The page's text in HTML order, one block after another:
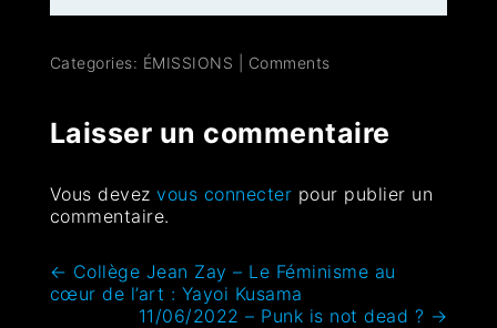
Categories: ÉMISSIONS Comments
Laisser un commentaire
Vous devezvous connecter pour publier un
commentaire.
← Collège Jean Zay – Le Féminisme au
cœur de l’art : Yayoi Kusama
11/06/2022 – Punk is not dead ? →